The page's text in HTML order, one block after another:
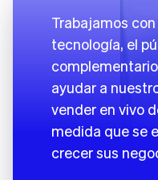
Trabajamos
tecnología, el
ayudar a
vender en vivo
medida que se
crecer sus